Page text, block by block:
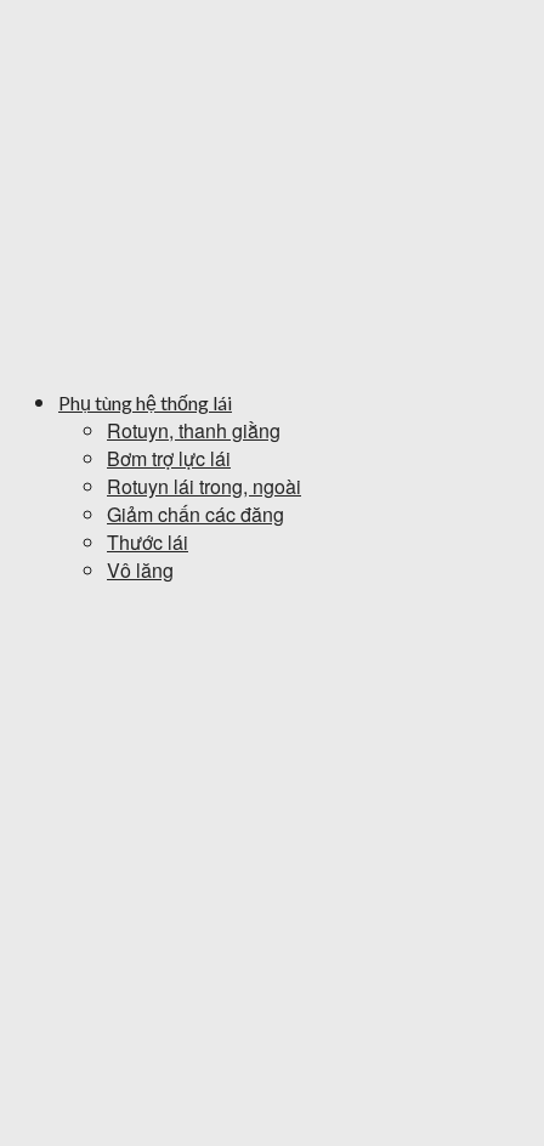
Phụ tùng hệ thống lái
Rotuyn, thanh giằng
Bơm trợ lực lái
Rotuyn lái trong, ngoài
Giảm chấn các đăng
Thước lái
Vô lăng